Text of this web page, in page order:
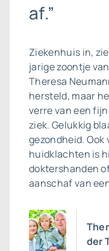
af.”
Ziekenhuis in,
jarige zoontje
Theresa
hersteld, maar
verre van een
ziek. Gelukkig
gezondheid.
huidklachten is
doktershanden
aanschaf van
der